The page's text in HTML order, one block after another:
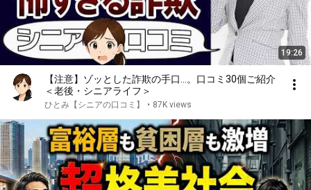
19:26
【注意】ゾッとした詐欺の手口…。口コミ30個ご紹介
＜老後・シニアライフ＞
ひとみ【シニアの口コミ】 • 87K views